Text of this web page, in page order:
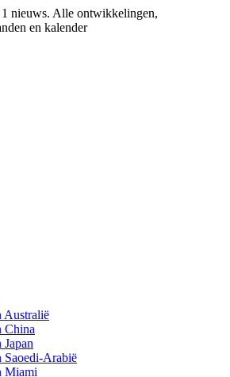
nieuws. Alle ontwikkelingen,
en kalender
Australië
China
Japan
Saoedi-Arabië
Miami